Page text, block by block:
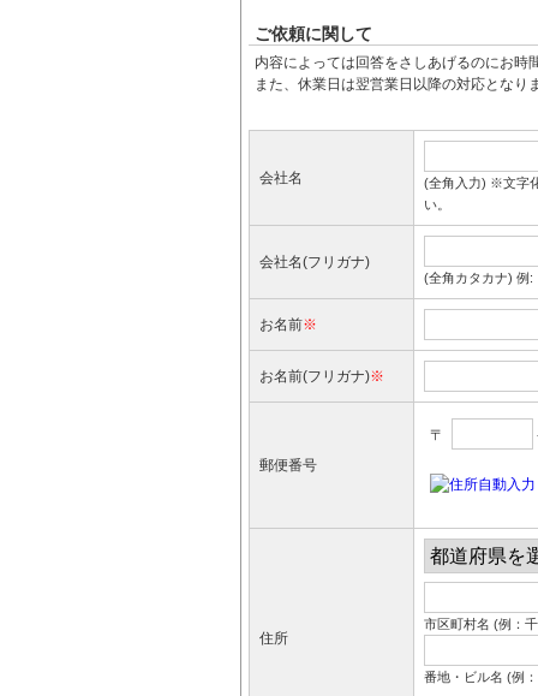
ご依頼に関して
内容によっては回答をさしあげるのにお時
また、休業日は翌営業日以降の対応となり
会社名
(全角入力) ※文字
い。
会社名(フリガナ)
(全角カタカナ) 例:
お名前※
お名前(フリガナ)※
郵便番号
〒
住所
市区町村名 (例：
番地・ビル名 (例